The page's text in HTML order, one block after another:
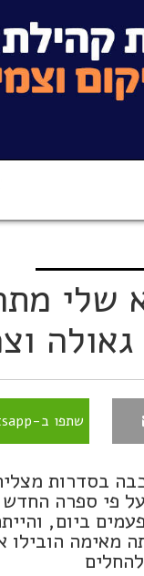
שתפו ב-Whatsapp
בסדרות
פי ספרה
עד גיל 18, הכריחה אותה
הובילו